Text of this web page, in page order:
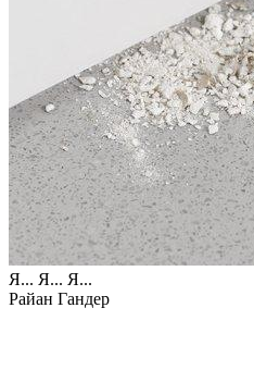
Я... Я... Я...
Райан Гандер